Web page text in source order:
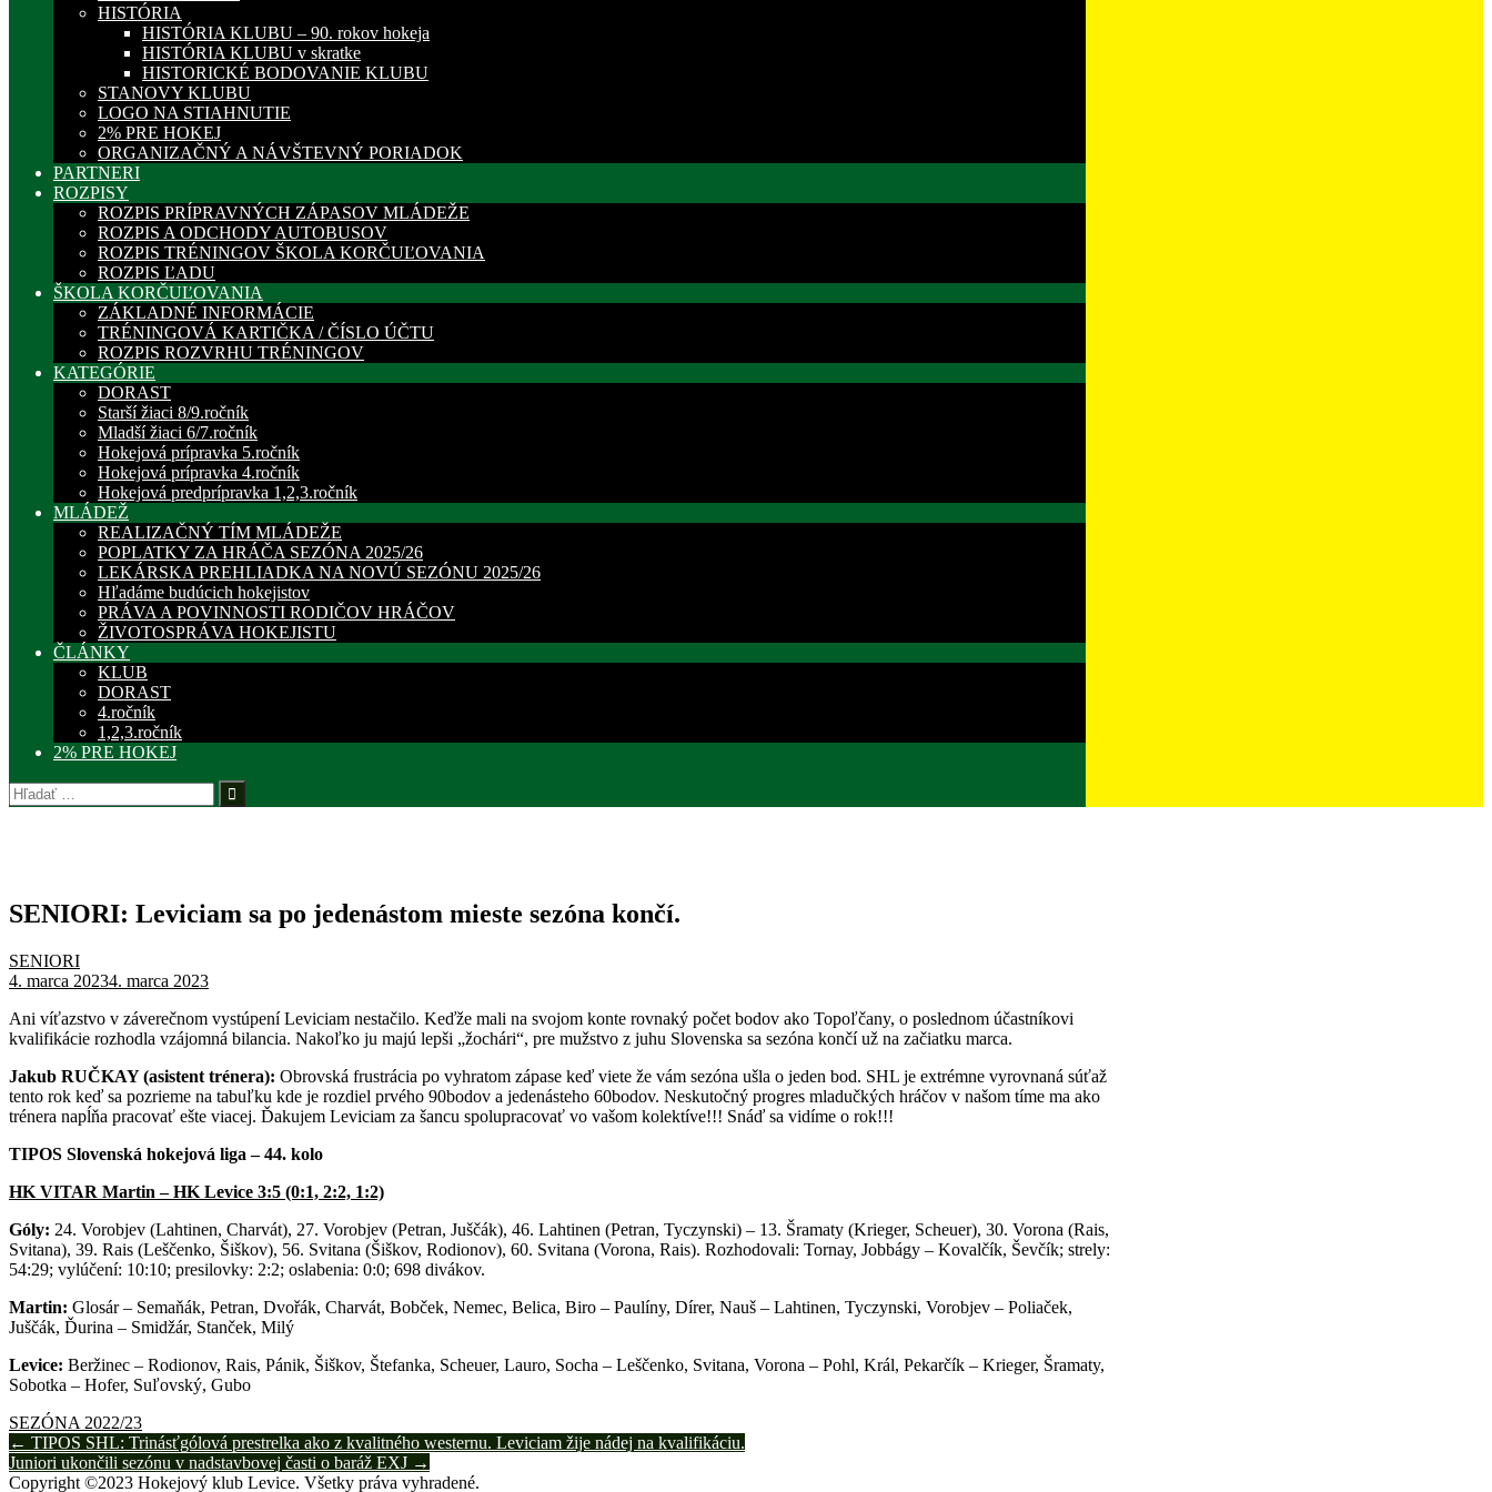
HISTÓRIA
HISTÓRIA KLUBU – 90. rokov hokeja
HISTÓRIA KLUBU v skratke
HISTORICKÉ BODOVANIE KLUBU
STANOVY KLUBU
LOGO NA STIAHNUTIE
2% PRE HOKEJ
ORGANIZAČNÝ A NÁVŠTEVNÝ PORIADOK
PARTNERI
ROZPISY
ROZPIS PRÍPRAVNÝCH ZÁPASOV MLÁDEŽE
ROZPIS A ODCHODY AUTOBUSOV
ROZPIS TRÉNINGOV ŠKOLA KORČUĽOVANIA
ROZPIS ĽADU
ŠKOLA KORČUĽOVANIA
ZÁKLADNÉ INFORMÁCIE
TRÉNINGOVÁ KARTIČKA / ČÍSLO ÚČTU
ROZPIS ROZVRHU TRÉNINGOV
KATEGÓRIE
DORAST
Starší žiaci 8/9.ročník
Mladší žiaci 6/7.ročník
Hokejová prípravka 5.ročník
Hokejová prípravka 4.ročník
Hokejová predprípravka 1,2,3.ročník
MLÁDEŽ
REALIZAČNÝ TÍM MLÁDEŽE
POPLATKY ZA HRÁČA SEZÓNA 2025/26
LEKÁRSKA PREHLIADKA NA NOVÚ SEZÓNU 2025/26
Hľadáme budúcich hokejistov
PRÁVA A POVINNOSTI RODIČOV HRÁČOV
ŽIVOTOSPRÁVA HOKEJISTU
ČLÁNKY
KLUB
DORAST
4.ročník
1,2,3.ročník
2% PRE HOKEJ
Hľadať:
SENIORI: Leviciam sa po jedenástom mieste sezóna končí.
SENIORI
4. marca 20234. marca 2023
Ani víťazstvo v záverečnom vystúpení Leviciam nestačilo. Keďže mali na svojom konte rovnaký počet bodov ako Topoľčany, o poslednom účastníkovi
kvalifikácie rozhodla vzájomná bilancia. Nakoľko ju majú lepši „žochári“, pre mužstvo z juhu Slovenska sa sezóna končí už na začiatku marca.
Jakub RUČKAY (asistent trénera): Obrovská frustrácia po vyhratom zápase keď viete že vám sezóna ušla o jeden bod. SHL je extrémne vyrovnaná súťaž
tento rok keď sa pozrieme na tabuľku kde je rozdiel prvého 90bodov a jedenásteho 60bodov. Neskutočný progres mladučkých hráčov v našom tíme ma ako
trénera napĺňa pracovať ešte viacej. Ďakujem Leviciam za šancu spolupracovať vo vašom kolektíve!!! Snáď sa vidíme o rok!!!
TIPOS Slovenská hokejová liga – 44. kolo
HK VITAR Martin – HK Levice 3:5 (0:1, 2:2, 1:2)
Góly: 24. Vorobjev (Lahtinen, Charvát), 27. Vorobjev (Petran, Juščák), 46. Lahtinen (Petran, Tyczynski) – 13. Šramaty (Krieger, Scheuer), 30. Vorona (Rais,
Svitana), 39. Rais (Leščenko, Šiškov), 56. Svitana (Šiškov, Rodionov), 60. Svitana (Vorona, Rais). Rozhodovali: Tornay, Jobbágy – Kovalčík, Ševčík; strely:
54:29; vylúčení: 10:10; presilovky: 2:2; oslabenia: 0:0; 698 divákov.
Martin: Glosár – Semaňák, Petran, Dvořák, Charvát, Bobček, Nemec, Belica, Biro – Paulíny, Dírer, Nauš – Lahtinen, Tyczynski, Vorobjev – Poliaček,
Juščák, Ďurina – Smidžár, Stanček, Milý
Levice: Beržinec – Rodionov, Rais, Pánik, Šiškov, Štefanka, Scheuer, Lauro, Socha – Leščenko, Svitana, Vorona – Pohl, Král, Pekarčík – Krieger, Šramaty,
Sobotka – Hofer, Suľovský, Gubo
SEZÓNA 2022/23
Post
navigation
← TIPOS SHL: Trinásťgólová prestrelka ako z kvalitného westernu. Leviciam žije nádej na kvalifikáciu.
Juniori ukončili sezónu v nadstavbovej časti o baráž EXJ →
Copyright ©2023 Hokejový klub Levice. Všetky práva vyhradené.